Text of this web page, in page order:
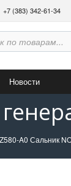
+7 (383) 342-61-34
Новости
A0 Сальник